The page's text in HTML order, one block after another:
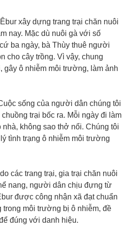
xây dựng trang trại chăn nuôi
nay. Mặc dù nuôi gà với số
ba ngày, bà Thùy thuê người
cho cây trồng. Vì vậy, chung
gây ô nhiễm môi trường, làm ảnh
sống của người dân chúng tôi
trại bốc ra. Mỗi ngày đi làm
không sao thở nổi. Chúng tôi
tình trạng ô nhiễm môi trường
các trang trại, gia trại chăn nuôi
nang, người dân chịu đựng từ
được công nhận xã đạt chuẩn
môi trường bị ô nhiễm, đề
đúng với danh hiệu.